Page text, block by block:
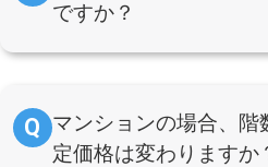
ですか？
マンションの場合、階
定価格は変わりますか